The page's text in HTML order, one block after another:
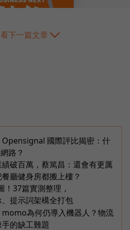
下一篇文章
國際評比揭密：什
路？
破百萬，蔡篤昌：還會有更厲
廳健身房都搬上樓？
37篇實測整理，
提示詞架構全打包
為何仍導入機器人？物流
的缺工難題